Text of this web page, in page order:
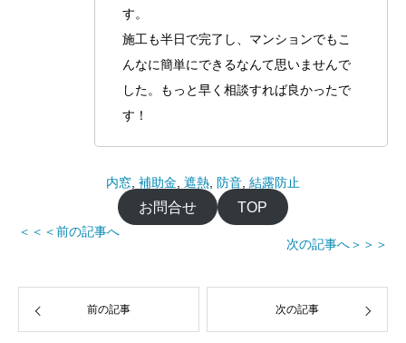
す。
施工も半日で完了し、マンションでもこ
んなに簡単にできるなんて思いませんで
した。もっと早く相談すれば良かったで
す！
内窓 補助金 遮熱 防音 結露防止
お問合せ TOP
＜＜＜前の記事へ
次の記事へ＞＞＞
前の記事 次の記事